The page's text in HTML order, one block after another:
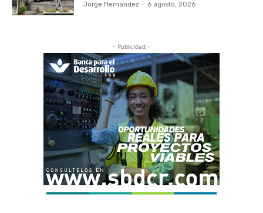
Jorge Hernandez - 6 agosto, 2026
- Publicidad -